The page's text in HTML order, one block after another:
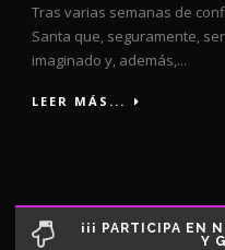
Tras varias semanas de
Santa que, seguramente,
imaginado y, además,...
LEER MÁS...
¡¡¡ PARTICIPA EN
Y